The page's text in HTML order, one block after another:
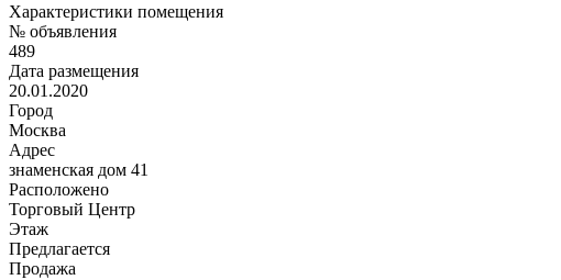
Характеристики помещения
№ объявления
489
Дата размещения
20.01.2020
Город
Москва
Адрес
знаменская дом 41
Расположено
Торговый Центр
Этаж
Предлагается
Продажа